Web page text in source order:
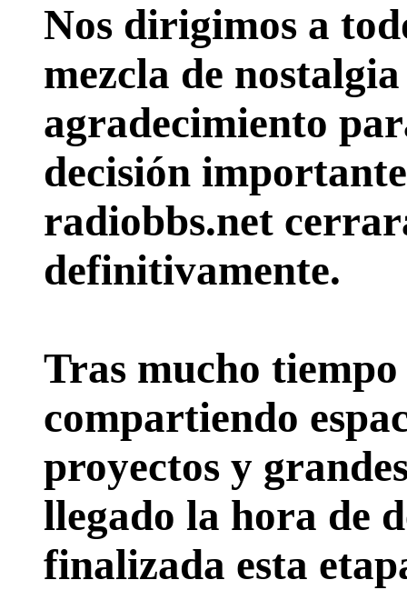
Nos dirigimos a
mezcla de
agradecimiento
decisión
radiobbs.net
definitivamente.
Tras mucho
compartiendo
proyectos y
llegado la hora de
finalizada esta